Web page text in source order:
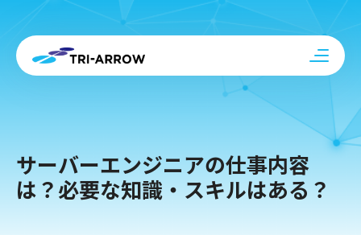
サーバーエンジニアの仕事内容
は？必要な知識・スキルはある？